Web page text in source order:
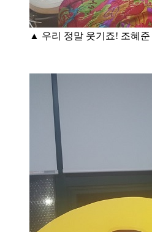
▲ 우리 정말 웃기죠! 조혜준